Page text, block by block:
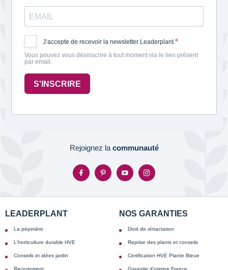
J’accepte de recevoir la newsletter Leaderplant.
Vous pouvez vous désinscrire à tout moment via le lien présent
par email.
S'INSCRIRE
Rejoignez la communauté
LEADERPLANT
La pépinière
L'horticulture durable HVE
Conseils et idées jardin
Recrutement
NOS GARANTIES
Droit de rétractation
Reprise des plants et conseils
Certification HVE Plante Bleue
Garantie d'origine France